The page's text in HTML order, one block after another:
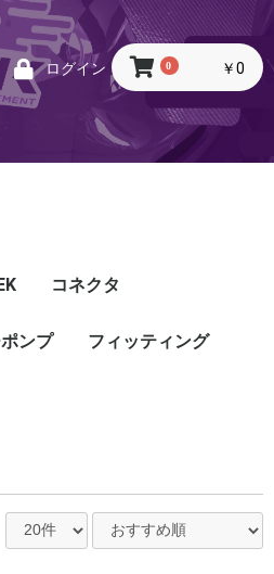
ログイン 0 ￥0
コネクタ
Lambda
Ignition
Injector
Throttle. Accele
Honda
Subaru
Toyota
Mazda
Mitsubishi
Nissan
Porsche
その他
ンプ フィッティング